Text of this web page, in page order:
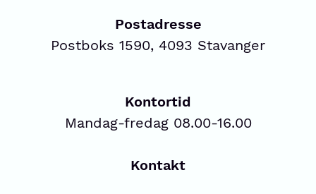
Postadresse
Postboks 1590, 4093 Stavanger
Kontortid
Mandag-fredag 08.00-16.00
Kontakt